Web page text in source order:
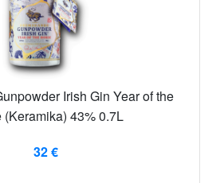
Irish Gin Year of the
(Keramika) 43% 0.7L
32 €